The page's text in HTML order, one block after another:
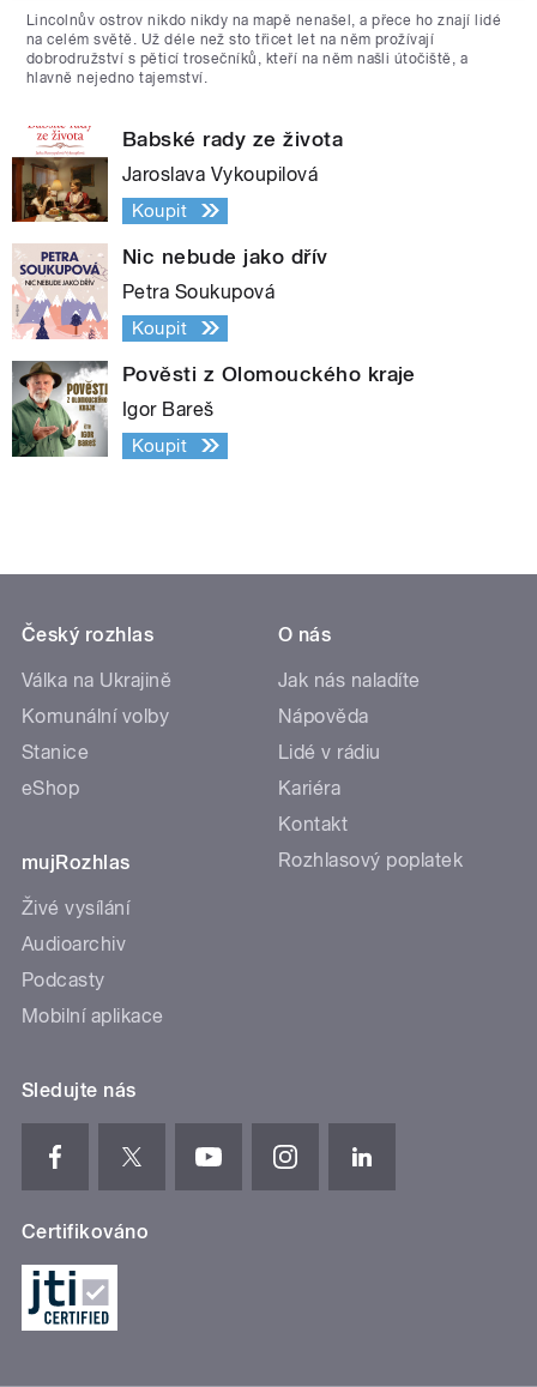
Lincolnův ostrov nikdo nikdy na mapě nenašel, a přece ho znají lidé
na celém světě. Už déle než sto třicet let na něm prožívají
dobrodružství s pěticí trosečníků, kteří na něm našli útočiště, a
hlavně nejedno tajemství.
Babské rady ze života
Jaroslava Vykoupilová
Koupit
Nic nebude jako dřív
Petra Soukupová
Koupit
Pověsti z Olomouckého kraje
Igor Bareš
Koupit
Český rozhlas
Válka na Ukrajině
Komunální volby
Stanice
eShop
mujRozhlas
Živé vysílání
Audioarchiv
Podcasty
Mobilní aplikace
O nás
Jak nás naladíte
Nápověda
Lidé v rádiu
Kariéra
Kontakt
Rozhlasový poplatek
Sledujte nás
Certifikováno